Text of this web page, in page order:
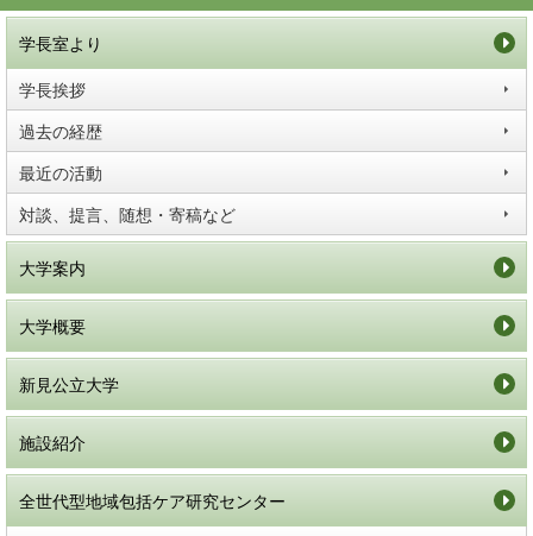
学長室より
学長挨拶
過去の経歴
最近の活動
対談、提言、随想・寄稿など
大学案内
大学概要
新見公立大学
施設紹介
全世代型地域包括ケア研究センター